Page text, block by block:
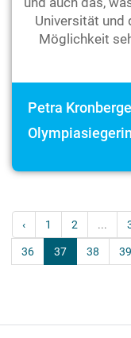
Universität und
Möglichkeit
Petra
Olympiasiegerin
‹ 1 2 ...
36 37 38 39